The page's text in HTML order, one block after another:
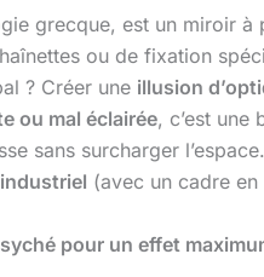
grecque, est un miroir
ou de fixation
? Créer une illusion
ou mal éclairée, c’est une
sans surcharger
industriel (avec un cadre
pour un effet